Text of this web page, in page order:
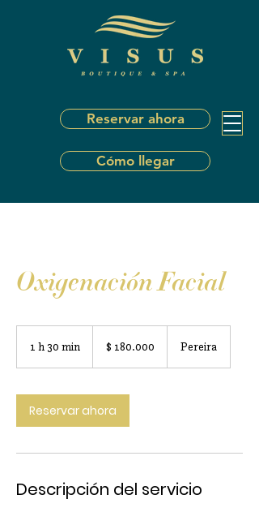
Reservar ahora
Cómo llegar
Oxigenación Facial
1 h 30 min
0
m
n
colombianos
$ 180.000 Pereira
Reservar ahora
Descripción del servicio